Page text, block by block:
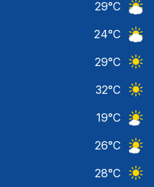
29°C
24°C
29°C
32°C
19°C
26°C
28°C